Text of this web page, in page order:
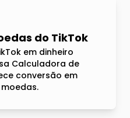
do TikTok
em dinheiro
Calculadora de
conversão em